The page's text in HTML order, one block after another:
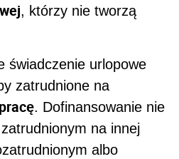
, którzy nie tworzą
świadczenie urlopowe
zatrudnione na
. Dofinansowanie nie
na innej
albo